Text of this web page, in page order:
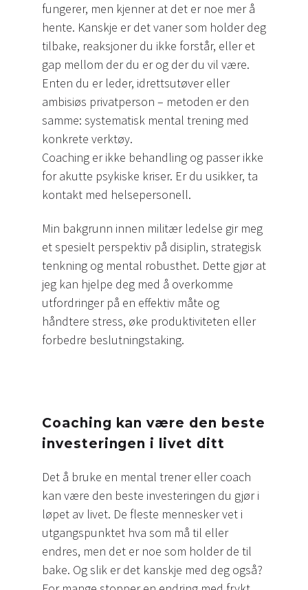
fungerer, men kjenner at det er noe mer å
hente. Kanskje er det vaner som holder deg
tilbake, reaksjoner du ikke forstår, eller et
gap mellom der du er og der du vil være.
Enten du er leder, idrettsutøver eller
ambisiøs privatperson – metoden er den
samme: systematisk mental trening med
konkrete verktøy.
Coaching er ikke behandling og passer ikke
for akutte psykiske kriser. Er du usikker, ta
kontakt med helsepersonell.
Min bakgrunn innen militær ledelse gir meg
et spesielt perspektiv på disiplin, strategisk
tenkning og mental robusthet. Dette gjør at
jeg kan hjelpe deg med å overkomme
utfordringer på en effektiv måte og
håndtere stress, øke produktiviteten eller
forbedre beslutningstaking.
Coaching kan være den beste
investeringen i livet ditt
Det å bruke en mental trener eller coach
kan være den beste investeringen du gjør i
løpet av livet. De fleste mennesker vet i
utgangspunktet hva som må til eller
endres, men det er noe som holder de til
bake. Og slik er det kanskje med deg også?